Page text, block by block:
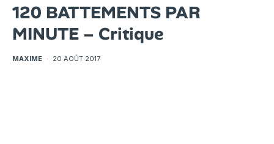
120 BATTEMENTS PAR
MINUTE – Critique
MAXIME · 20 AOÛT 2017